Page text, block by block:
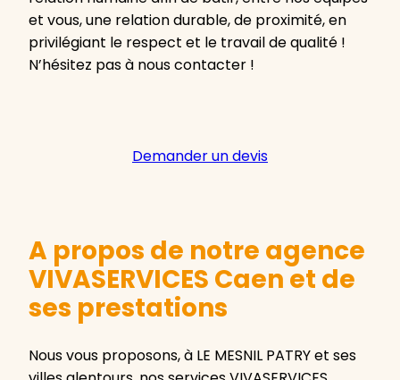
et vous, une relation durable, de proximité, en
privilégiant le respect et le travail de qualité !
N’hésitez pas à nous contacter !
Demander un devis
A propos de notre agence
VIVASERVICES Caen et de
ses prestations
Nous vous proposons, à LE MESNIL PATRY et ses